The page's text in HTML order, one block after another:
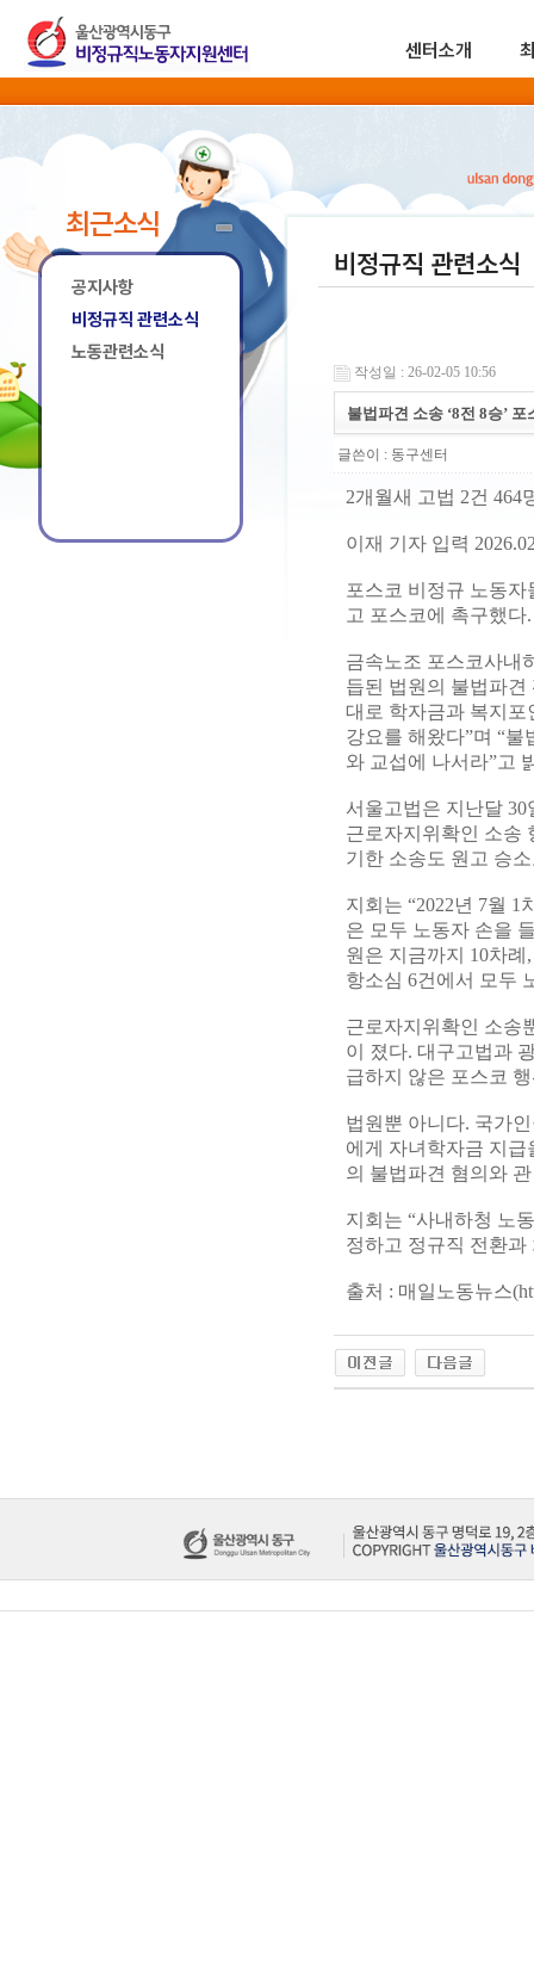
센터소개
최근소식
공지사항
비정규직 관련소식
노동관련소식
비정규직 관련소식
작성일 : 26-02-05 10:56
불법파견 소송 ‘8전 8승’
글쓴이 : 동구센터
2개월새 고법 2건
이재 기자 입력
포스코 비정규 노동
고 포스코에 촉구했다.
금속노조 포스코사내
듭된 법원의 불법파
대로 학자금과 복지포
강요를 해왔다”며 “
와 교섭에 나서라”고
서울고법은 지난달
근로자지위확인 소송
기한 소송도 원고 승
지회는 “2022년 7월
은 모두 노동자 손을
원은 지금까지 10차
항소심 6건에서 모두
근로자지위확인 소송
이 졌다. 대구고법과
급하지 않은 포스코
법원뿐 아니다. 국가
에게 자녀학자금 지
의 불법파견 혐의와
지회는 “사내하청 노
정하고 정규직 전환과
출처 : 매일노동뉴스(